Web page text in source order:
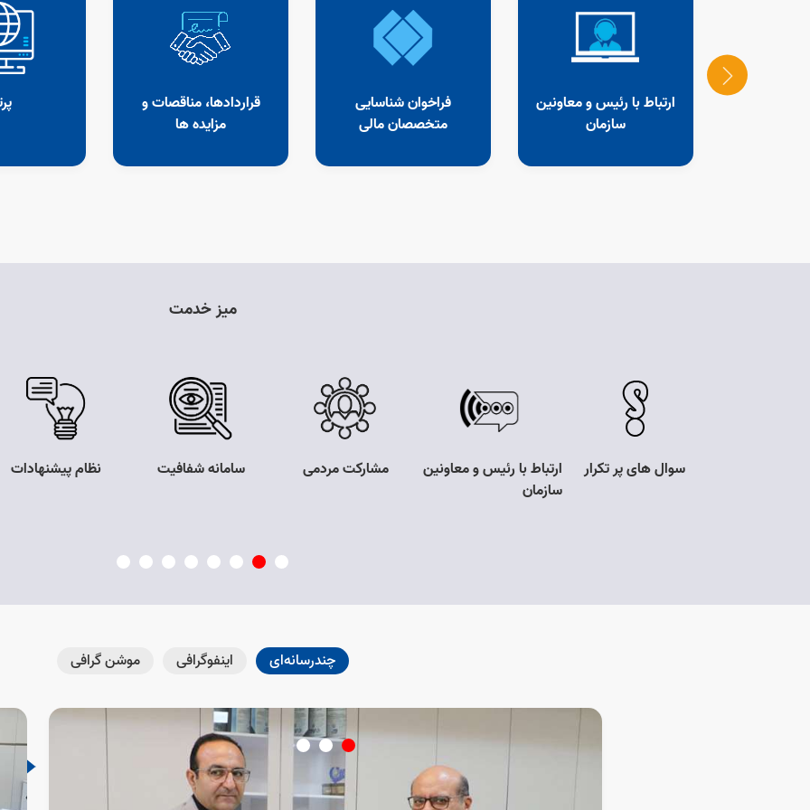
ارتباط با رئیس و معاونین
سازمان
فراخوان شناسایی
متخصصان مالی
قراردادها، مناقصات و
مزایده ها
میز خدمت
سوال های پر تکرار
ارتباط با رئیس و معاونین
سازمان
مشارکت مردمی سامانه شفافیت نظام پیشنهادات
چندرسانه‌ای اینفوگرافی موشن گرافی